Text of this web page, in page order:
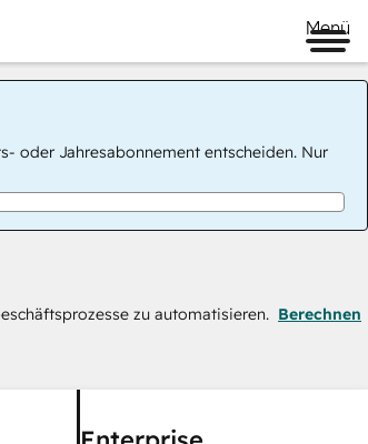
Menü
oder Jahresabonnement entscheiden. Nur
zu automatisieren. Berechnen